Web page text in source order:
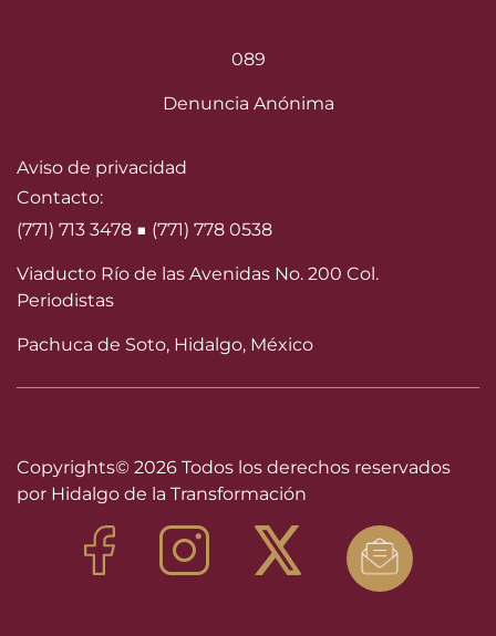
089
Denuncia Anónima
Aviso de privacidad
Contacto:
(771) 713 3478 ■ (771) 778 0538
Viaducto Río de las Avenidas No. 200 Col.
Periodistas
Pachuca de Soto, Hidalgo, México
Copyrights© 2026 Todos los derechos reservados
por Hidalgo de la Transformación